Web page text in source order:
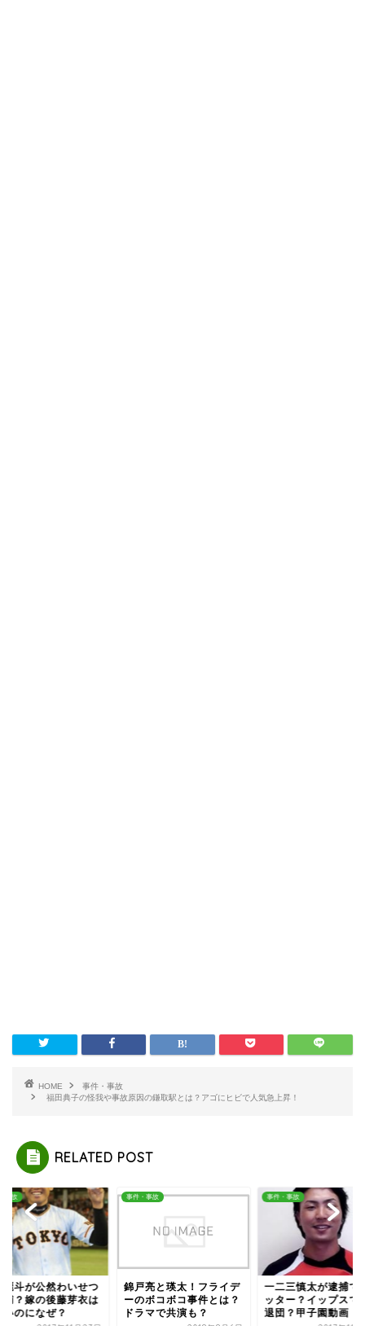
HOME
事件・事故
福田典子の怪我や事故原因の鎌取駅とは？アゴにヒビで人気急上昇！
RELATED POST
事故
亮と瑛太！フライデ
ボコボコ事件とは？
マで共演も？
事件・事故
一二三慎太が逮捕でツイ
ッター？イップスで阪神
退団？甲子園動画！
事件・事故
田口麗斗が公然わい
で逮捕？嫁の後藤芽
可愛いのになぜ？